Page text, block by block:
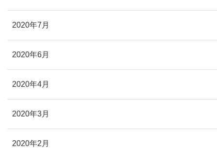
2020年7月
2020年6月
2020年4月
2020年3月
2020年2月